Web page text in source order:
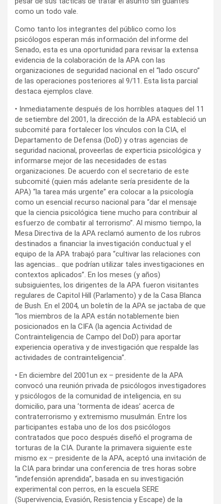
como un todo vale.
Como tanto los integrantes del público como los
psicólogos esperan más información del informe del
Senado, esta es una oportunidad para revisar la extensa
evidencia de la colaboración de la APA con las
organizaciones de seguridad nacional en el “lado oscuro”
de las operaciones posteriores al 9/11. Esta lista parcial
destaca ejemplos clave.
• Inmediatamente después de los horribles ataques del 11
de setiembre del 2001, la dirección de la APA estableció un
subcomité para fortalecer los vínculos con la CIA, el
Departamento de Defensa (DoD) y otras agencias de
seguridad nacional, proveerlas de experticia psicológica y
informarse mejor de las necesidades de estas
organizaciones. De acuerdo con el secretario de este
subcomité (quien más adelante sería presidente de la
APA) “la tarea más urgente” era colocar a la psicología
como un esencial recurso nacional para “dar el mensaje
que la ciencia psicológica tiene mucho para contribuir al
esfuerzo de combatir al terrorismo”. Al mismo tiempo, la
Mesa Directiva de la APA reclamó aumento de los rubros
destinados a financiar la investigación conductual y el
equipo de la APA trabajó para “cultivar las relaciones con
las agencias… que podrían utilizar tales investigaciones en
contextos aplicados”. En los meses (y años)
subsiguientes, los dirigentes de la APA fueron visitantes
regulares de Capitol Hill (Parlamento) y de la Casa Blanca
de Bush. En el 2004, un boletín de la APA se jactaba de que
“los miembros de la APA están notablemente bien
posicionados en la CIFA (la agencia Actividad de
Contrainteligencia de Campo del DoD) para aportar
experiencia operativa y de investigación que respalde las
actividades de contrainteligencia”.
• En diciembre del 2001un ex – presidente de la APA
convocó una reunión privada de psicólogos investigadores
y psicólogos de la comunidad de inteligencia, en su
domicilio, para una ‘tormenta de ideas’ acerca de
contraterrorismo y extremismo musulmán. Entre los
participantes estaba uno de los dos psicólogos
contratados que poco después diseñó el programa de
torturas de la CIA. Durante la primavera siguiente este
mismo ex – presidente de la APA, aceptó una invitación de
la CIA para brindar una conferencia de tres horas sobre
“indefensión aprendida”, basada en su investigación
experimental con perros, en la escuela SERE
(Supervivencia, Evasión, Resistencia y Escape) de la